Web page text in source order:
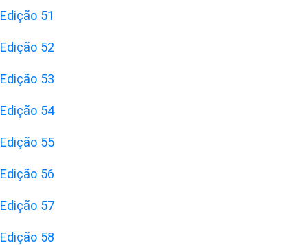
Edição 51
Edição 52
Edição 53
Edição 54
Edição 55
Edição 56
Edição 57
Edição 58